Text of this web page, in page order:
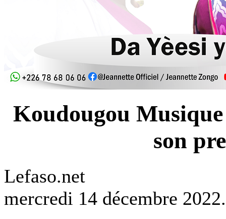
Koudougou
son
Lefaso.net
mercredi 14 décembre 2022.